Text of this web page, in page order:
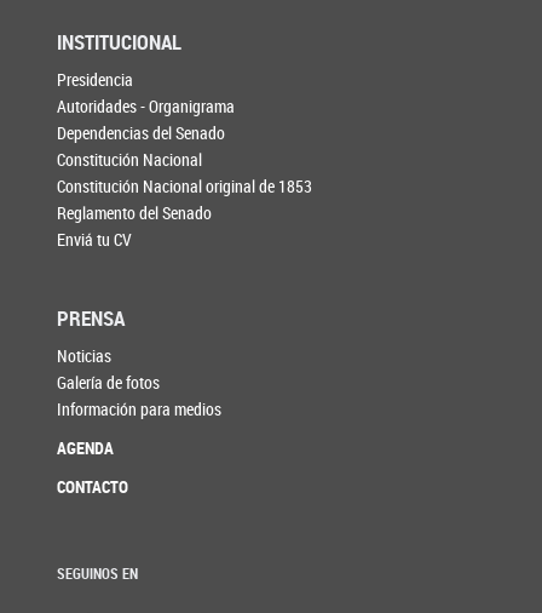
INSTITUCIONAL
Presidencia
Autoridades - Organigrama
Dependencias del Senado
Constitución Nacional
Constitución Nacional original de 1853
Reglamento del Senado
Enviá tu CV
PRENSA
Noticias
Galería de fotos
Información para medios
AGENDA
CONTACTO
SEGUINOS EN